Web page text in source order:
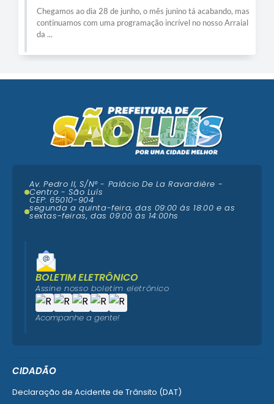
Chegamos ao dia 28 de junho, o mês junino tá acabando, mas
continuamos com uma programação incrível no nosso Arraial
da ...
CIDADÃO
Declaração de Acidente de Trânsito (DAT)
Av. Pedro II, S/N° - Palácio De La Ravardière -
Centro - São Luís
CEP: 65010-904
segunda a quinta-feira, das 09:00 ás 18:00 e as
sextas-feiras, das 09:00 às 14:00hs
BOLETIM ELETRÔNICO
Assine nosso boletim eletrônico
Acompanhe a gente!